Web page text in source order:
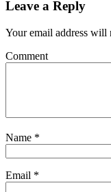
Leave a Reply
Your email address will
Comment
Name *
Email *